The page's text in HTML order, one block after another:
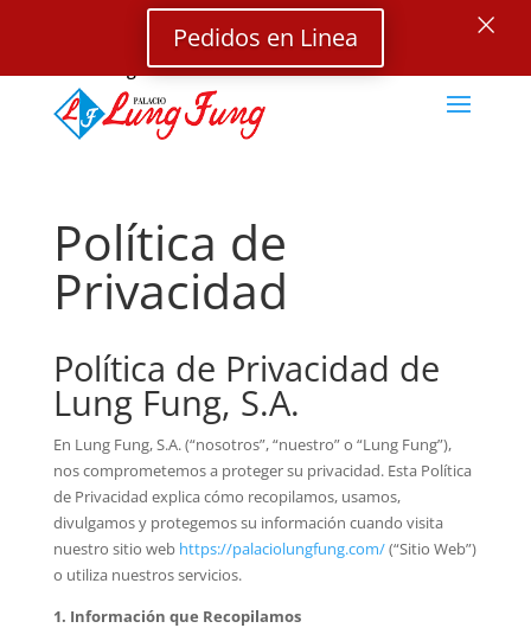
Pedidos en Linea ×
Política de
Privacidad
Política de Privacidad de
Lung Fung, S.A.
En Lung Fung, S.A. (“nosotros”, “nuestro” o “Lung Fung”),
nos comprometemos a proteger su privacidad. Esta Política
de Privacidad explica cómo recopilamos, usamos,
divulgamos y protegemos su información cuando visita
nuestro sitio web https://palaciolungfung.com/(“Sitio Web”)
o utiliza nuestros servicios.
1. Información que Recopilamos